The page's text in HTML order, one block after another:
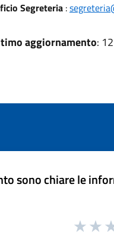
Segreteria:
aggiornamento:
sono chiare le